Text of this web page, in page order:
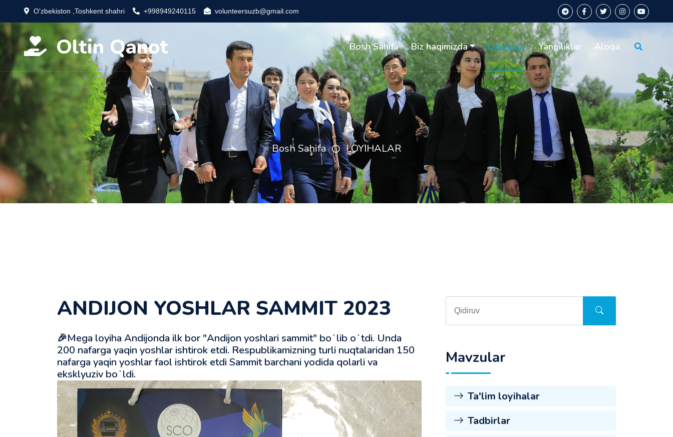
O'zbekiston ,Toshkent shahri +998949240115 volunteersuzb@gmail.com
Oltin Qanot Bosh Sahifa Biz haqimizda Loyihalar Yangiliklar Aloqa
Bosh Sahifa LOYIHALAR
ANDIJON YOSHLAR SAMMIT 2023
🎉Mega loyiha Andijonda ilk bor "Andijon yoshlari sammit" boʻlib oʻtdi. Unda
200 nafarga yaqin yoshlar ishtirok etdi. Respublikamizning turli nuqtalaridan 150
nafarga yaqin yoshlar faol ishtirok etdi Sammit barchani yodida qolarli va
eksklyuziv boʻldi.
Mavzular
Ta'lim loyihalar
Tadbirlar